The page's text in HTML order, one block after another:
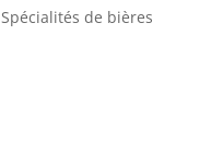
Spécialités de bières